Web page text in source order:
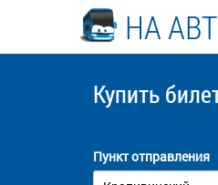
НА
Купить
Пункт отправления